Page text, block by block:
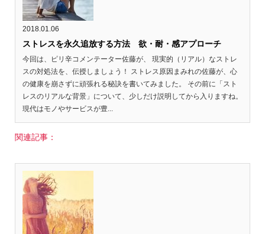
2018.01.06
ストレスを永久追放する方法 欲・耐・感アプローチ
今回は、ピリ辛コメンテーター佐藤が、 現実的（リアル）なストレ
スの対処法を、伝授しましょう！ ストレス原因まみれの佐藤が、心
の健康を崩さずに頑張れる秘訣を書いてみました。 その前に「スト
レスのリアルな背景」について、少しだけ説明してから入りますね。
現代はモノやサービスが豊...
関連記事：